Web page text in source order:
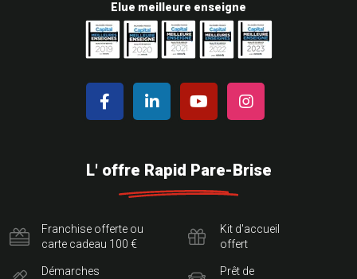
Elue meilleure enseigne
L' offre Rapid Pare-Brise
Franchise offerte ou
carte cadeau 100 €
Démarches
Kit d'accueil
offert
Prêt de